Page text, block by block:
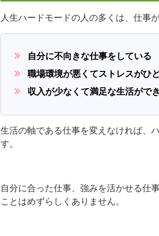
人生ハードモードの人の多くは、仕事
自分に不向きな仕事をしている
職場環境が悪くてストレスがひ
収入が少なくて満足な生活がで
生活の軸である仕事を変えなければ、
す。
自分に合った仕事、強みを活かせる仕
ことはめずらしくありません。